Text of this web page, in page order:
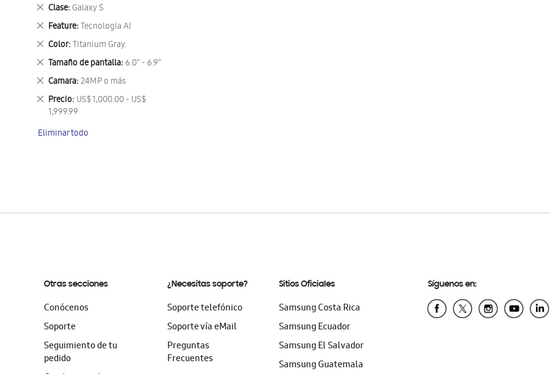
Clase Galaxy S
Eliminar
este
artículo
Feature Tecnología AI
Eliminar
este
artículo
Color Titanium Gray.
Eliminar
este
artículo
Tamaño de pantalla 6.0" - 6.9"
Eliminar
este
artículo
Camara 24MP o más
Eliminar
este
artículo
Precio US$ 1,000.00 - US$
1,999.99
Eliminar
este
Eliminar todo
Otras secciones
Conócenos
Soporte
Seguimiento de tu
pedido
¿Necesitas soporte?
Soporte telefónico
Soporte vía eMail
Preguntas
Frecuentes
Sitios Oficiales
Samsung Costa Rica
Samsung Ecuador
Samsung El Salvador
Samsung Guatemala
Síguenos en: